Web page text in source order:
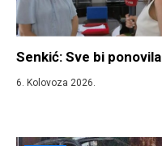
Senkić: Sve bi ponovila
6. Kolovoza 2026.